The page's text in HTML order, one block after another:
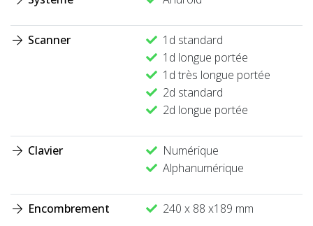
Scanner
1d standard
1d longue portée
1d très longue portée
2d standard
2d longue portée
Clavier
Numérique
Alphanumérique
Encombrement 240 x 88 x189 mm